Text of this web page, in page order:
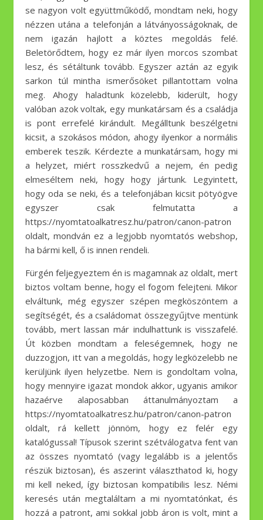
se nagyon volt együttműködő, mondtam neki, hogy
nézzen utána a telefonján a látványosságoknak, de
nem igazán hajlott a köztes megoldás felé.
Beletörődtem, hogy ez már ilyen morcos szombat
lesz, és sétáltunk tovább. Egyszer aztán az egyik
sarkon túl mintha ismerősöket pillantottam volna
meg. Ahogy haladtunk közelebb, kiderült, hogy
valóban azok voltak, egy munkatársam és a családja
is pont errefelé kirándult. Megálltunk beszélgetni
kicsit, a szokásos módon, ahogy ilyenkor a normális
emberek teszik. Kérdezte a munkatársam, hogy mi
a helyzet, miért rosszkedvű a nejem, én pedig
elmeséltem neki, hogy hogy jártunk. Legyintett,
hogy oda se neki, és a telefonjában kicsit pötyögve
egyszer csak felmutatta a
https://nyomtatoalkatresz.hu/patron/canon-patron
oldalt, mondván ez a legjobb nyomtatós webshop,
ha bármi kell, ő is innen rendeli.
Fürgén feljegyeztem én is magamnak az oldalt, mert
biztos voltam benne, hogy el fogom felejteni. Mikor
elváltunk, még egyszer szépen megköszöntem a
segítségét, és a családomat összegyűjtve mentünk
tovább, mert lassan már indulhattunk is visszafelé.
Út közben mondtam a feleségemnek, hogy ne
duzzogjon, itt van a megoldás, hogy legközelebb ne
kerüljünk ilyen helyzetbe. Nem is gondoltam volna,
hogy mennyire igazat mondok akkor, ugyanis amikor
hazaérve alaposabban áttanulmányoztam a
https://nyomtatoalkatresz.hu/patron/canon-patron
oldalt, rá kellett jönnöm, hogy ez felér egy
katalógussal! Típusok szerint szétválogatva fent van
az összes nyomtató (vagy legalább is a jelentős
részük biztosan), és aszerint választhatod ki, hogy
mi kell neked, így biztosan kompatibilis lesz. Némi
keresés után megtaláltam a mi nyomtatónkat, és
hozzá a patront, ami sokkal jobb áron is volt, mint a